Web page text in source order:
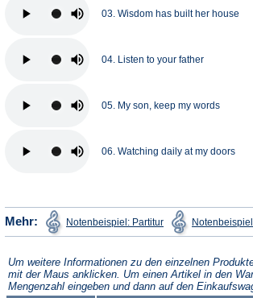
03. Wisdom has built her house
04. Listen to your father
05. My son, keep my words
06. Watching daily at my doors
Mehr: Notenbeispiel: Partitur
(Öffnet
in
einem
Tab)
Um weitere Informationen zu den einzelnen
mit der Maus anklicken. Um einen Artikel in den
Mengenzahl eingeben und dann auf den